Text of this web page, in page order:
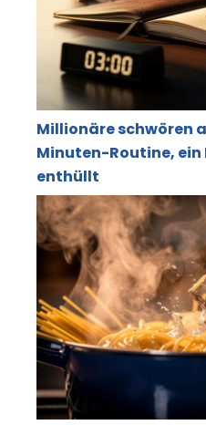
Millionäre schwören
Minuten-Routine, ein
enthüllt